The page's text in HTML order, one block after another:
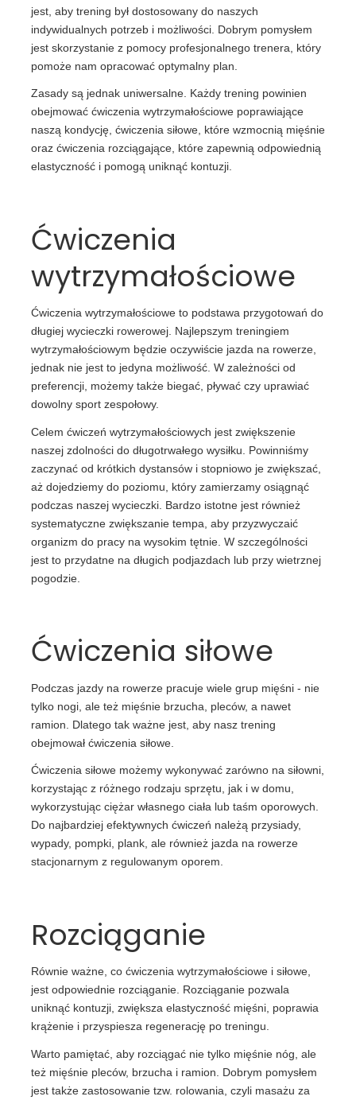
jest, aby trening był dostosowany do naszych
indywidualnych potrzeb i możliwości. Dobrym pomysłem
jest skorzystanie z pomocy profesjonalnego trenera, który
pomoże nam opracować optymalny plan.
Zasady są jednak uniwersalne. Każdy trening powinien
obejmować ćwiczenia wytrzymałościowe poprawiające
naszą kondycję, ćwiczenia siłowe, które wzmocnią mięśnie
oraz ćwiczenia rozciągające, które zapewnią odpowiednią
elastyczność i pomogą uniknąć kontuzji.
Ćwiczenia
wytrzymałościowe
Ćwiczenia wytrzymałościowe to podstawa przygotowań do
długiej wycieczki rowerowej. Najlepszym treningiem
wytrzymałościowym będzie oczywiście jazda na rowerze,
jednak nie jest to jedyna możliwość. W zależności od
preferencji, możemy także biegać, pływać czy uprawiać
dowolny sport zespołowy.
Celem ćwiczeń wytrzymałościowych jest zwiększenie
naszej zdolności do długotrwałego wysiłku. Powinniśmy
zaczynać od krótkich dystansów i stopniowo je zwiększać,
aż dojedziemy do poziomu, który zamierzamy osiągnąć
podczas naszej wycieczki. Bardzo istotne jest również
systematyczne zwiększanie tempa, aby przyzwyczaić
organizm do pracy na wysokim tętnie. W szczególności
jest to przydatne na długich podjazdach lub przy wietrznej
pogodzie.
Ćwiczenia siłowe
Podczas jazdy na rowerze pracuje wiele grup mięśni - nie
tylko nogi, ale też mięśnie brzucha, pleców, a nawet
ramion. Dlatego tak ważne jest, aby nasz trening
obejmował ćwiczenia siłowe.
Ćwiczenia siłowe możemy wykonywać zarówno na siłowni,
korzystając z różnego rodzaju sprzętu, jak i w domu,
wykorzystując ciężar własnego ciała lub taśm oporowych.
Do najbardziej efektywnych ćwiczeń należą przysiady,
wypady, pompki, plank, ale również jazda na rowerze
stacjonarnym z regulowanym oporem.
Rozciąganie
Równie ważne, co ćwiczenia wytrzymałościowe i siłowe,
jest odpowiednie rozciąganie. Rozciąganie pozwala
uniknąć kontuzji, zwiększa elastyczność mięśni, poprawia
krążenie i przyspiesza regenerację po treningu.
Warto pamiętać, aby rozciągać nie tylko mięśnie nóg, ale
też mięśnie pleców, brzucha i ramion. Dobrym pomysłem
jest także zastosowanie tzw. rolowania, czyli masażu za